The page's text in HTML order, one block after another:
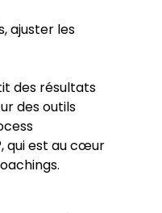
ajuster les
des résultats
des outils
qui est au cœur